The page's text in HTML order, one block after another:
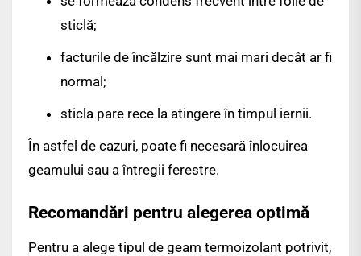
sticlă;
facturile de încălzire sunt mai mari decât ar fi
normal;
sticla pare rece la atingere în timpul iernii.
În astfel de cazuri, poate fi necesară înlocuirea
geamului sau a întregii ferestre.
Recomandări pentru alegerea optimă
Pentru a alege tipul de geam termoizolant potrivit,